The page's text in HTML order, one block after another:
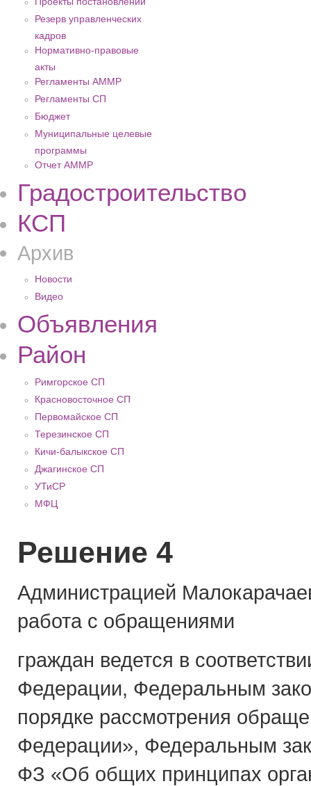
Резерв управленческих
кадров
Нормативно-правовые
акты
Регламенты АММР
Регламенты СП
Бюджет
Муниципальные целевые
программы
Отчет АММР
Градостроительство
КСП
Архив
Новости
Видео
Объявления
Район
Римгорское СП
Красновосточное СП
Первомайское СП
Терезинское СП
Кичи-балыкское СП
Джагинское СП
УТиСР
МФЦ
Решение 4
Администрацией
работа с обращениями
граждан ведется в
Федерации, Федеральным
порядке рассмотрения
Федерации», Федеральным
ФЗ «Об общих принципах